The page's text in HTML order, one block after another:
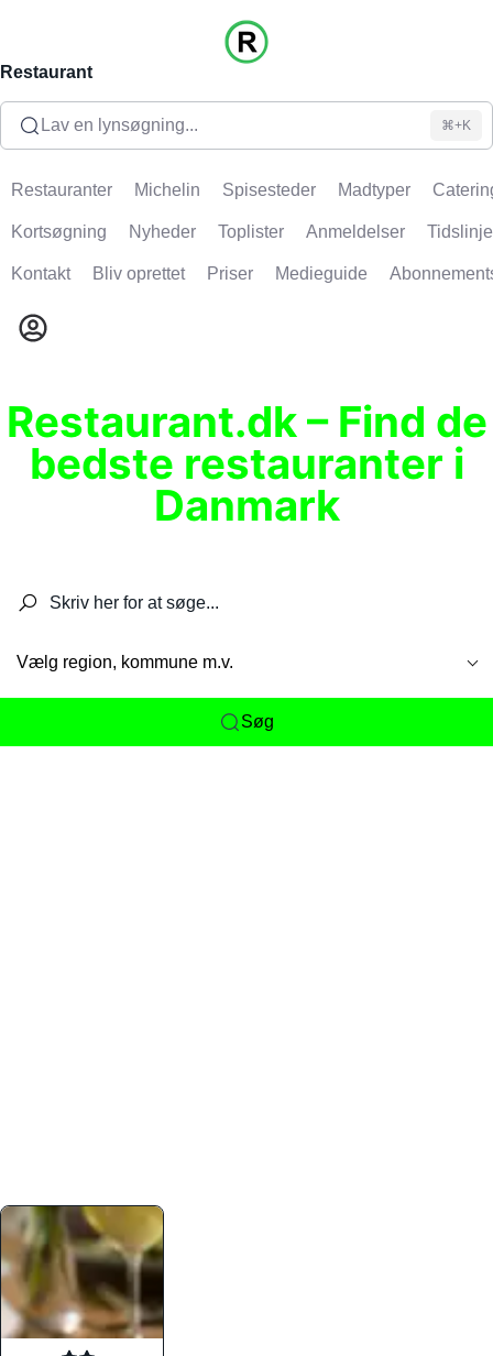
Restaurant
Lav en lynsøgning... ⌘+K
Restauranter Michelin Spisesteder Madtyper
Kortsøgning Nyheder Toplister Anmeldelser Tidslinje
Kontakt Bliv oprettet Priser Medieguide
Restaurant.dk – Find de
bedste restauranter i
Danmark
Vælg region, kommune m.v.
Søg